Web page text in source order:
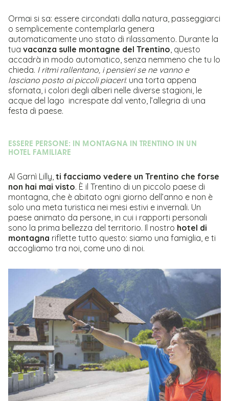
Ormai si sa: essere circondati dalla natura, passeggiarci
o semplicemente contemplarla genera
automaticamente uno stato di rilassamento. Durante la
tua vacanza sulle montagne del Trentino, questo
accadrà in modo automatico, senza nemmeno che tu lo
chieda. I ritmi rallentano, i pensieri se ne vanno e
lasciano posto ai piccoli piaceri: una torta appena
sfornata, i colori degli alberi nelle diverse stagioni, le
acque del lago increspate dal vento, l’allegria di una
festa di paese.
ESSERE PERSONE: IN MONTAGNA IN TRENTINO IN UN
HOTEL FAMILIARE
Al Garnì Lilly, ti facciamo vedere un Trentino che forse
non hai mai visto. È il Trentino di un piccolo paese di
montagna, che è abitato ogni giorno dell’anno e non è
solo una meta turistica nei mesi estivi e invernali. Un
paese animato da persone, in cui i rapporti personali
sono la prima bellezza del territorio. Il nostro hotel di
montagna riflette tutto questo: siamo una famiglia, e ti
accogliamo tra noi, come uno di noi.